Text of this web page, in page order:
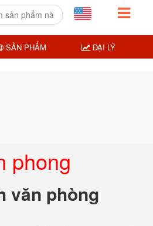
phong
văn phòng
SẢN PHẨM ĐẠI LÝ